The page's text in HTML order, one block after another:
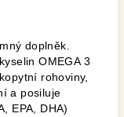
doplněk.
OMEGA 3
rohoviny,
a posiluje
EPA, DHA)